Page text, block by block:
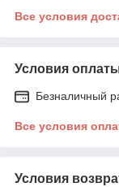
Все условия
Условия
Безналичный
Все условия
Условия